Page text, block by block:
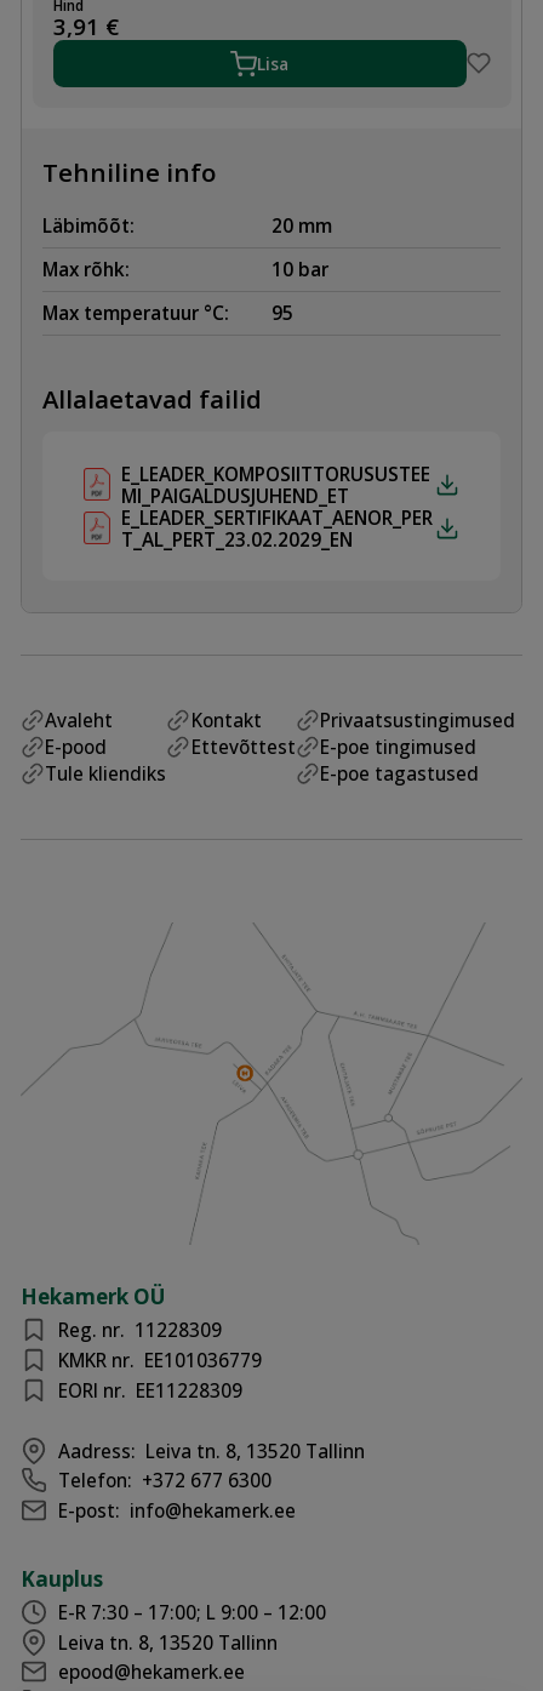
kogus
Hind
3,91 €
Lisa
Tehniline info
Läbimõõt:
20 mm
Max rõhk:
10 bar
Max temperatuur °C:
95
Allalaetavad failid
E_LEADER_KOMPOSIITTORUSUSTEE
MI_PAIGALDUSJUHEND_ET
E_LEADER_SERTIFIKAAT_AENOR_PER
T_AL_PERT_23.02.2029_EN
Avaleht
E-pood
Tule kliendiks
Kontakt
Ettevõttest
Privaatsustingimused
E-poe tingimused
E-poe tagastused
Hekamerk OÜ
Reg. nr. 11228309
KMKR nr. EE101036779
EORI nr. EE11228309
Aadress: Leiva tn. 8, 13520 Tallinn
Telefon: +372 677 6300
E-post: info@hekamerk.ee
Kauplus
E-R 7:30 – 17:00; L 9:00 – 12:00
Leiva tn. 8, 13520 Tallinn
epood@hekamerk.ee